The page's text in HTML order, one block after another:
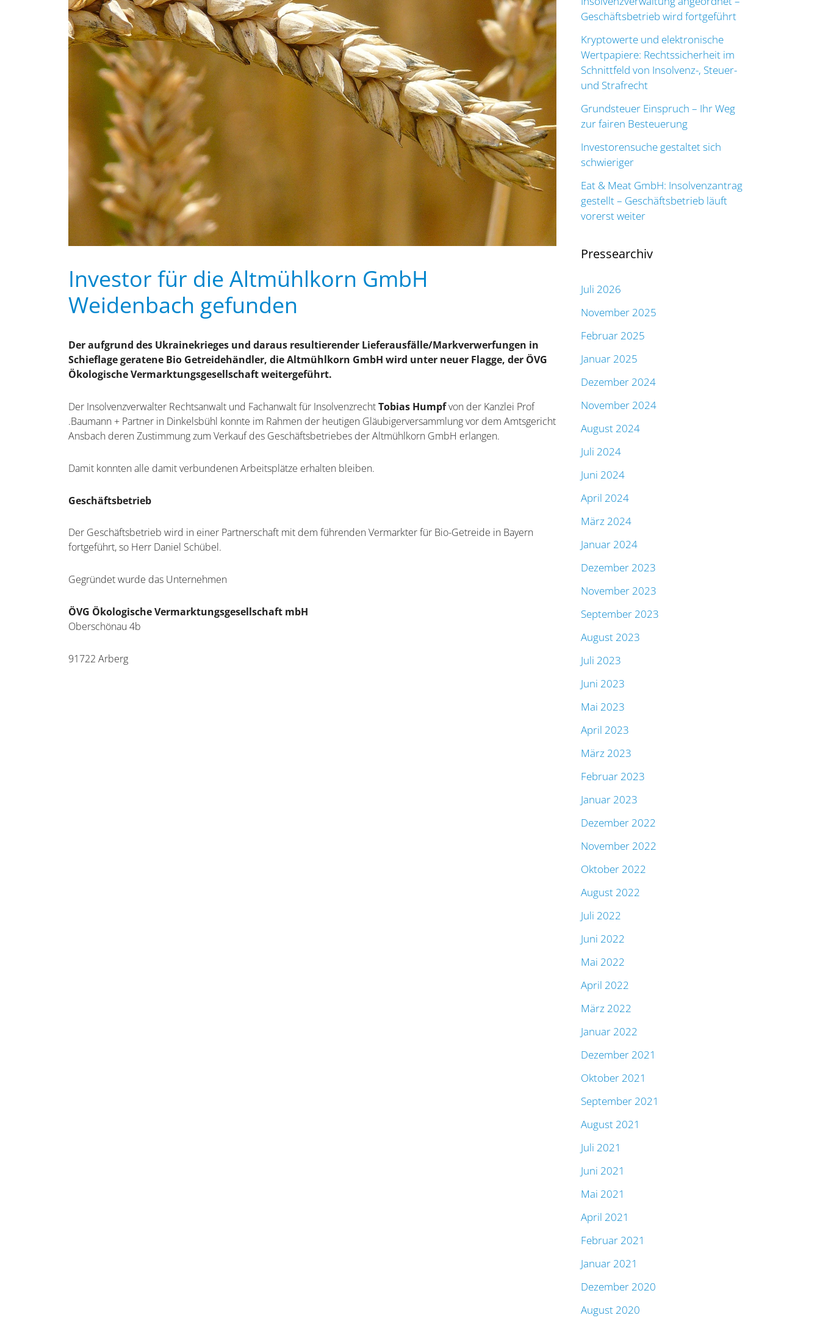
Investor für die Altmühlkorn GmbH
Weidenbach gefunden
Der aufgrund des Ukrainekrieges und daraus resultierender Lieferausfälle/Markverwerfungen in
Schieflage geratene Bio Getreidehändler, die Altmühlkorn GmbH wird unter neuer Flagge, der ÖVG
Ökologische Vermarktungsgesellschaft weitergeführt.
Der Insolvenzverwalter Rechtsanwalt und Fachanwalt für InsolvenzrechtTobias Humpfvon der Kanzlei Prof
.Baumann + Partner in Dinkelsbühl konnte im Rahmen der heutigen Gläubigerversammlung vor dem Amtsgericht
Ansbach deren Zustimmung zum Verkauf des Geschäftsbetriebes der Altmühlkorn GmbH erlangen.
Damit konnten alle damit verbundenen Arbeitsplätze erhalten bleiben.
Geschäftsbetrieb
Der Geschäftsbetrieb wird in einer Partnerschaft mit dem führenden Vermarkter für Bio-Getreide in Bayern
fortgeführt, so Herr Daniel Schübel.
Gegründet wurde das Unternehmen
ÖVG Ökologische Vermarktungsgesellschaft mbH
Oberschönau 4b
91722 Arberg
Geschäftsbetrieb wird fortgeführt
Kryptowerte und elektronische
Wertpapiere: Rechtssicherheit im
Schnittfeld von Insolvenz-, Steuer-
und Strafrecht
Grundsteuer Einspruch – Ihr Weg
zur fairen Besteuerung
Investorensuche gestaltet sich
schwieriger
Eat & Meat GmbH: Insolvenzantrag
gestellt – Geschäftsbetrieb läuft
vorerst weiter
Pressearchiv
Juli 2026
November 2025
Februar 2025
Januar 2025
Dezember 2024
November 2024
August 2024
Juli 2024
Juni 2024
April 2024
März 2024
Januar 2024
Dezember 2023
November 2023
September 2023
August 2023
Juli 2023
Juni 2023
Mai 2023
April 2023
März 2023
Februar 2023
Januar 2023
Dezember 2022
November 2022
Oktober 2022
August 2022
Juli 2022
Juni 2022
Mai 2022
April 2022
März 2022
Januar 2022
Dezember 2021
Oktober 2021
September 2021
August 2021
Juli 2021
Juni 2021
Mai 2021
April 2021
Februar 2021
Januar 2021
Dezember 2020
August 2020